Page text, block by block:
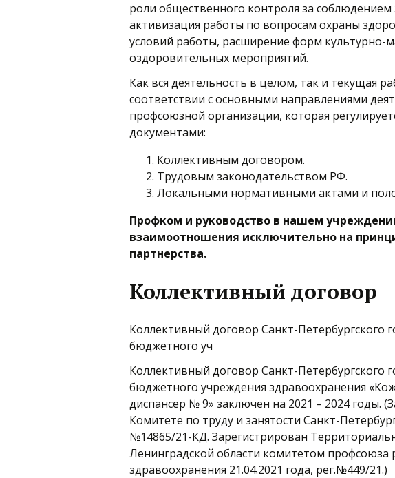
роли общественного контроля за
активизация работы по вопросам охраны
условий работы, расширение форм культурно-
оздоровительных мероприятий.
Как вся деятельность в целом, так и текущая
соответствии с основными направлениями
профсоюзной организации, которая
документами:
Коллективным договором.
Трудовым законодательством РФ.
Локальными нормативными актами и
Профком и руководство в нашем
взаимоотношения исключительно на
партнерства.
Коллективный договор
Коллективный договор Санкт-Петербургского
бюджетного уч
Коллективный договор Санкт-Петербургского
бюджетного учреждения здравоохранения
диспансер № 9» заключен на 2021 – 2024 годы.
Комитете по труду и занятости Санкт-
№14865/21-КД. Зарегистрирован
Ленинградской области комитетом профсоюза
здравоохранения 21.04.2021 года, рег.№449/21.)